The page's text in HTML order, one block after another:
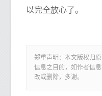
以完全放心了。
郑重声明：本文版权归
信息之目的，如作者信
改或删除，多谢。